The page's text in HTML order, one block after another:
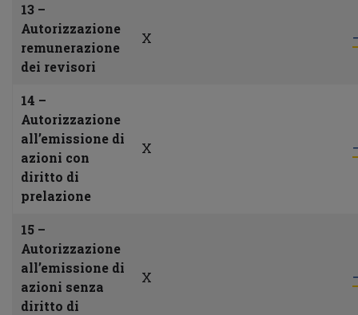
13 –
Autorizzazione
remunerazione
dei revisori
X
14 –
Autorizzazione
all’emissione di
azioni con
diritto di
prelazione
X
15 –
Autorizzazione
all’emissione di
azioni senza
diritto di
X